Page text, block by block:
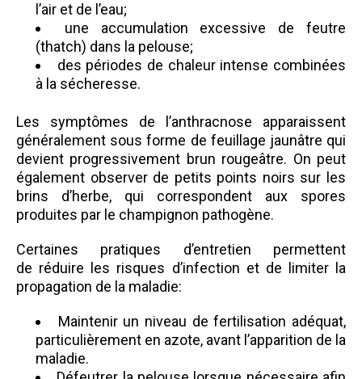
l’air et de l’eau;
une accumulation excessive de feutre
(thatch) dans la pelouse;
des périodes de chaleur intense combinées
à la sécheresse.
Les symptômes de l’anthracnose apparaissent
généralement sous forme de feuillage jaunâtre qui
devient progressivement brun rougeâtre. On peut
également observer de petits points noirs sur les
brins d’herbe, qui correspondent aux spores
produites par le champignon pathogène.
Certaines pratiques d’entretien permettent
de réduire les risques d’infection et de limiter la
propagation de la maladie:
Maintenir un niveau de fertilisation adéquat,
particulièrement en azote, avant l’apparition de la
maladie.